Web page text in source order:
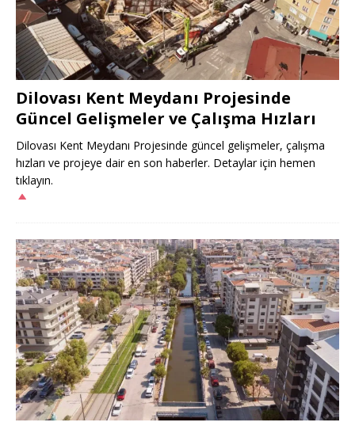
Dilovası Kent Meydanı Projesinde
Güncel Gelişmeler ve Çalışma Hızları
Dilovası Kent Meydanı Projesinde güncel gelişmeler, çalışma
hızları ve projeye dair en son haberler. Detaylar için hemen
tıklayın.